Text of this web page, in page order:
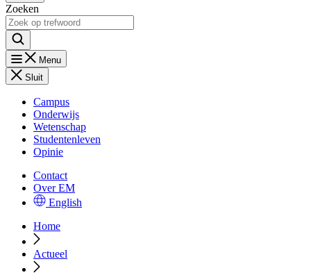
Zoeken
Menu
Sluit
Campus
Onderwijs
Wetenschap
Studentenleven
Opinie
Contact
Over EM
English
Home
Actueel